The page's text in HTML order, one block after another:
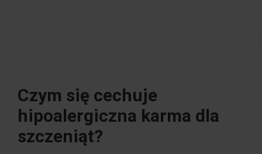
Czym się cechuje
hipoalergiczna karma dla
szczeniąt?